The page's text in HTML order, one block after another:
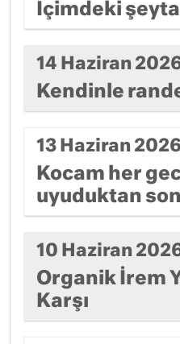
İçimdeki
14 Haziran
Kendinle
13 Haziran 2026
Kocam her
uyuduktan
10 Haziran
Organik İrem
Karşı